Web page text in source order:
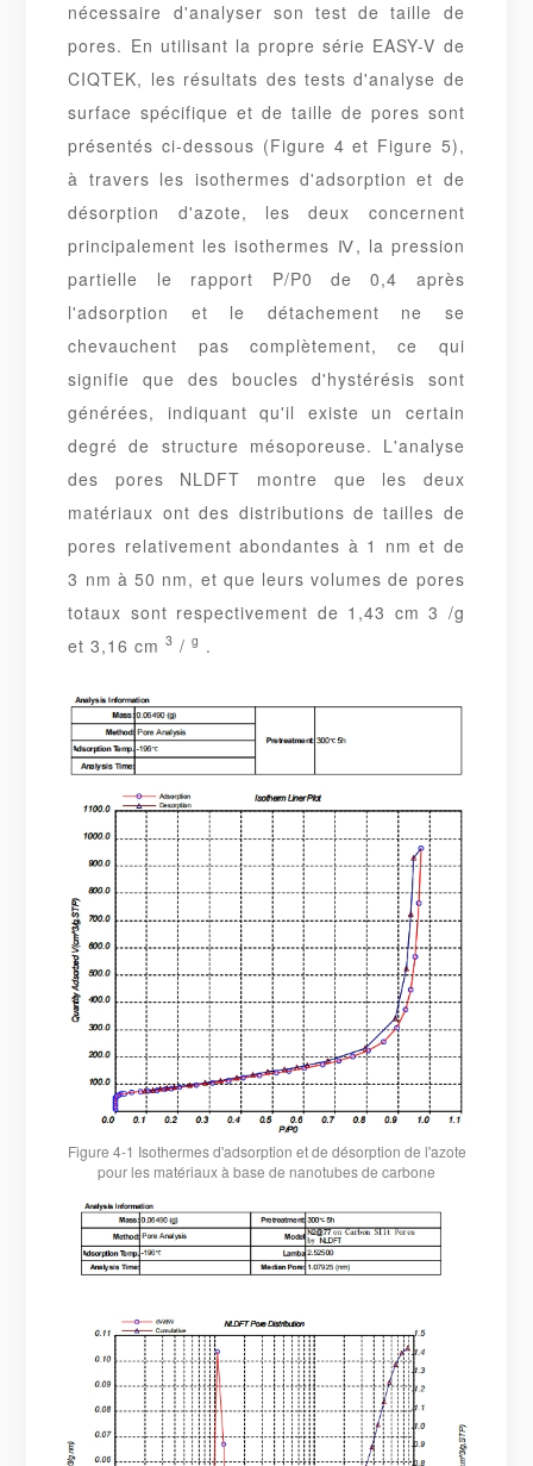
nécessaire d'analyser son test de taille de
pores. En utilisant la propre série EASY-V de
CIQTEK, les résultats des tests d'analyse de
surface spécifique et de taille de pores sont
présentés ci-dessous (Figure 4 et Figure 5),
à travers les isothermes d'adsorption et de
désorption d'azote, les deux concernent
principalement les isothermes Ⅳ, la pression
partielle le rapport P/P0 de 0,4 après
l'adsorption et le détachement ne se
chevauchent pas complètement, ce qui
signifie que des boucles d'hystérésis sont
générées, indiquant qu'il existe un certain
degré de structure mésoporeuse. L'analyse
des pores NLDFT montre que les deux
matériaux ont des distributions de tailles de
pores relativement abondantes à 1 nm et de
3 nm à 50 nm, et que leurs volumes de pores
totaux sont respectivement de 1,43 cm 3 /g
et 3,16 cm3 /g .
Figure 4-1 Isothermes d'adsorption et de désorption de l'azote
pour les matériaux à base de nanotubes de carbone